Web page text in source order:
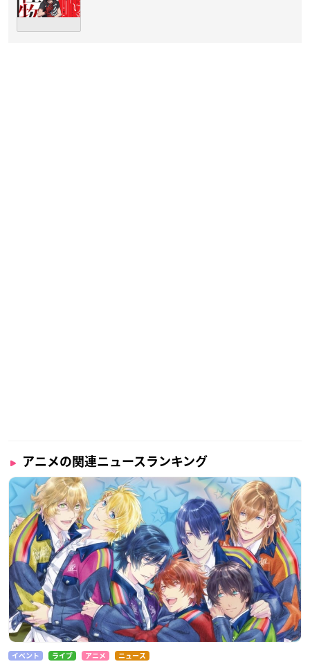
アニメの関連ニュースランキング
イベント ライブ アニメ ニュース